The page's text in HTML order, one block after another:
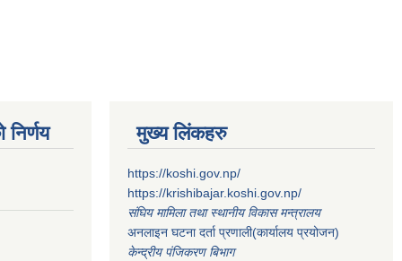
निर्णय मुख्य लिंकहरु
https://koshi.gov.np/
https://krishibajar.koshi.gov.np/
संघिय मामिला तथा स्थानीय विकास मन्त्रालय
अनलाइन घटना दर्ता प्रणाली(कार्यालय प्रयोजन)
केन्द्रीय पंजिकरण बिभाग